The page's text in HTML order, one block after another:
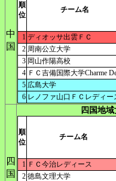
中
国
順
位
チーム名
1 ディオッサ出雲ＦＣ
2 周南公立大学
3 岡山作陽高校
4 ＦＣ吉備国際大学Charme
5 広島大学
6 レノファ山口ＦＣレディー
四
国
四国地
順
位
チーム名
1 ＦＣ今治レディース
2 徳島文理大学